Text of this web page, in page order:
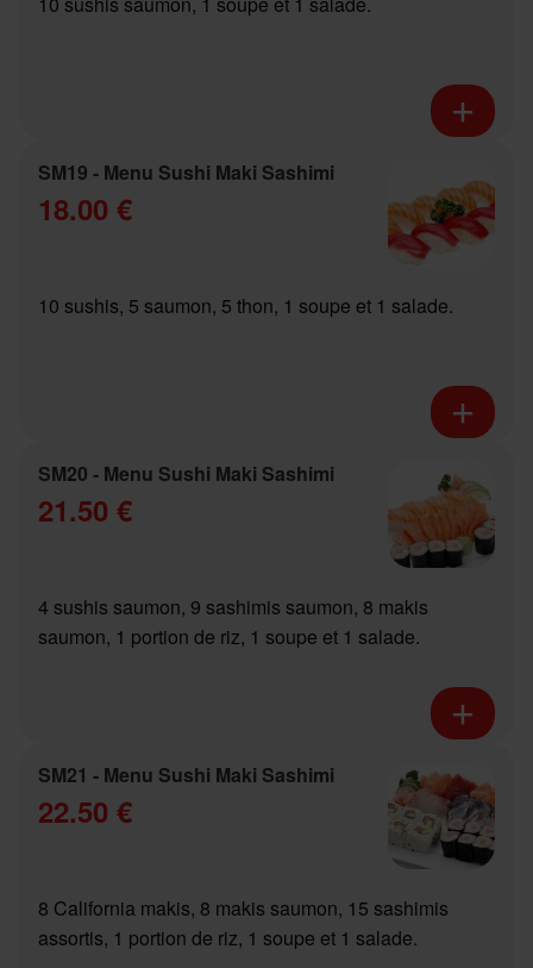
SM19 - Menu Sushi Maki Sashimi
18.00 €
10 sushis, 5 saumon, 5 thon, 1 soupe et 1 salade.
SM20 - Menu Sushi Maki Sashimi
21.50 €
4 sushis saumon, 9 sashimis saumon, 8 makis
saumon, 1 portion de riz, 1 soupe et 1 salade.
SM21 - Menu Sushi Maki Sashimi
22.50 €
8 California makis, 8 makis saumon, 15 sashimis
assortis, 1 portion de riz, 1 soupe et 1 salade.